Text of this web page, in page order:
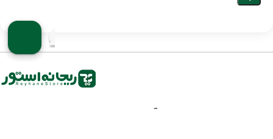
آدرس ایمیل :‌